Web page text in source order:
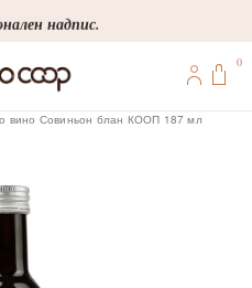
надпис.
0
вино Совиньон блан КООП 187 мл